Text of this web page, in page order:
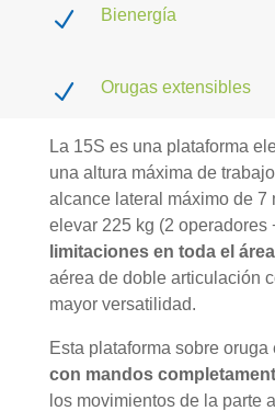
N Bienergía
N Orugas extensibles
La 15S es una plataforma
una altura máxima de
alcance lateral máximo de 7
elevar 225 kg (2 operadores
limitaciones en toda el
aérea de doble articulación
mayor versatilidad.
Esta plataforma sobre oruga
con mandos
los movimientos de la parte